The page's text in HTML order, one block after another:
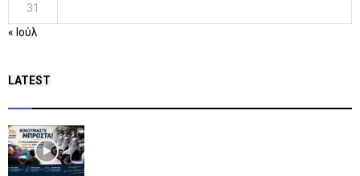
31
« Ιούλ
LATEST